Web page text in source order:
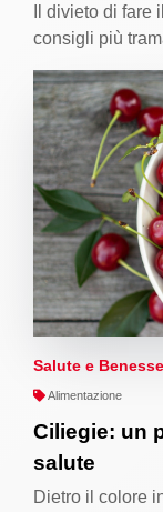
Il divieto di
consigli più
Salute e
Alimentazione
Ciliegie: un
salute
Dietro il colore